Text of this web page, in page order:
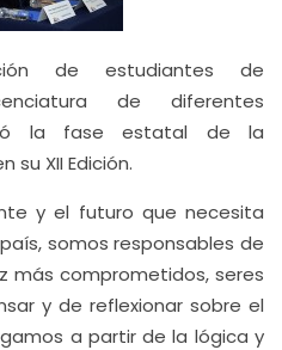
de estudiantes de
de diferentes
la fase estatal de la
su XII Edición.
y el futuro que necesita
somos responsables de
más comprometidos, seres
y de reflexionar sobre el
a partir de la lógica y